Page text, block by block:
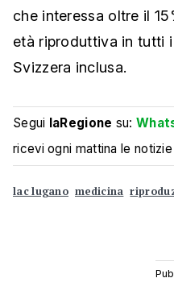
che interessa oltre il
età riproduttiva in tutti
Svizzera inclusa.
Segui laRegione su:
ricevi ogni mattina le
lac lugano medicina